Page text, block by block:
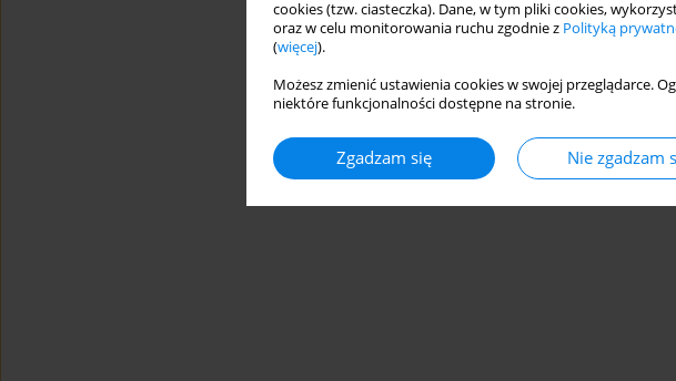
cookies (tzw. ciasteczka). Dane, w tym pliki cookies,
oraz w celu monitorowania ruchu zgodnie z Polityką
(więcej).
Możesz zmienić ustawienia cookies w swojej przeglądarce.
niektóre funkcjonalności dostępne na stronie.
Zgadzam się Nie zgadzam